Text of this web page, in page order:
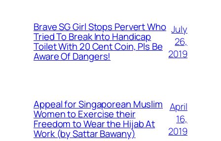
Brave SG Girl Stops Pervert Who
Tried To Break Into Handicap
Toilet With 20 Cent Coin, Pls Be
Aware Of Dangers!
July
26,
2019
Appeal for Singaporean Muslim
Women to Exercise their
Freedom to Wear the Hijab At
Work (by Sattar Bawany)
April
16,
2019